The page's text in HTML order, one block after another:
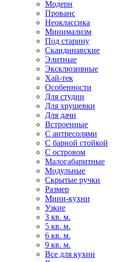
Модерн
Прованс
Неоклассика
Минимализм
Под старину
Скандинавские
Элитные
Эксклюзивные
Хай-тек
Особенности
Для студии
Для хрущевки
Для дачи
Встроенные
С антресолями
С барной стойкой
С островом
Малогабаритные
Модульные
Скрытые ручки
Размер
Мини-кухни
Узкие
3 кв. м.
5 кв. м.
6 кв. м.
9 кв. м.
Все для кухни